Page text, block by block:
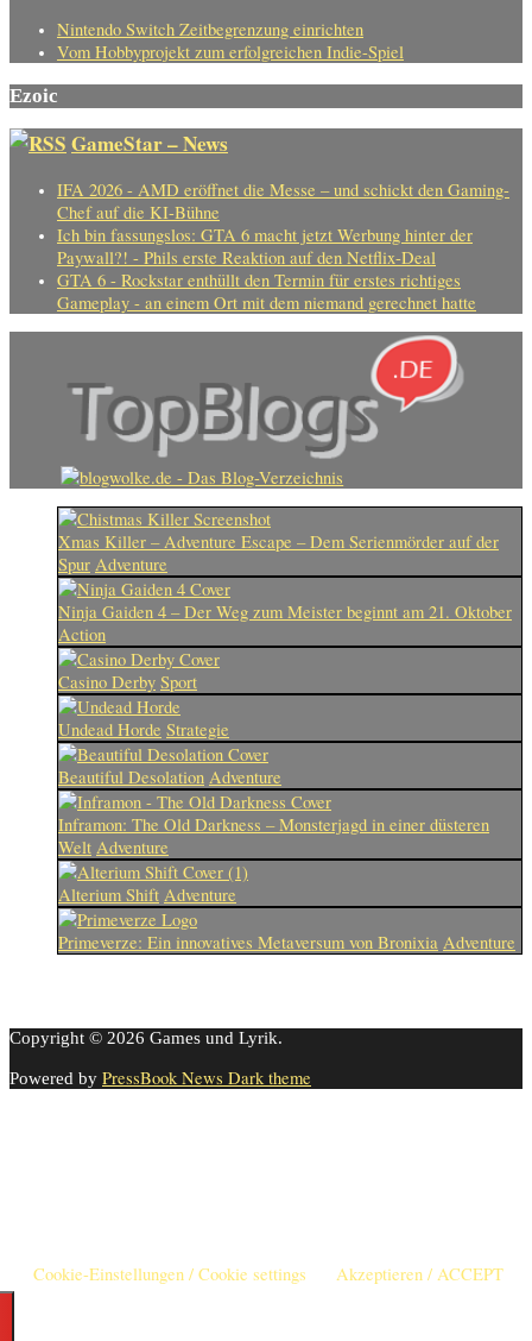
Nintendo Switch Zeitbegrenzung einrichten
Vom Hobbyprojekt zum erfolgreichen Indie-Spiel
Ezoic
GameStar – News
IFA 2026 - AMD eröffnet die Messe – und schickt den Gaming-
Chef auf die KI-Bühne
Ich bin fassungslos: GTA 6 macht jetzt Werbung hinter der
Paywall?! - Phils erste Reaktion auf den Netflix-Deal
GTA 6 - Rockstar enthüllt den Termin für erstes richtiges
Gameplay - an einem Ort mit dem niemand gerechnet hatte
Xmas Killer – Adventure Escape – Dem Serienmörder auf der
Spur Adventure
Ninja Gaiden 4 – Der Weg zum Meister beginnt am 21. Oktober
Action
Casino Derby Sport
Undead Horde Strategie
Beautiful Desolation Adventure
Inframon: The Old Darkness – Monsterjagd in einer düsteren
Welt Adventure
Alterium Shift Adventure
Primeverze: Ein innovatives Metaversum von Bronixia Adventure
Copyright © 2026 Games und Lyrik.
Powered by PressBook News Dark theme
Cookie-Einstellungen / Cookie settings Akzeptieren / ACCEPT